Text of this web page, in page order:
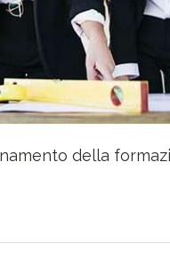
della
90,00 €